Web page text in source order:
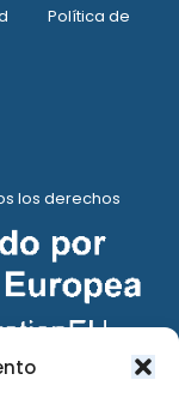
Política de
los derechos